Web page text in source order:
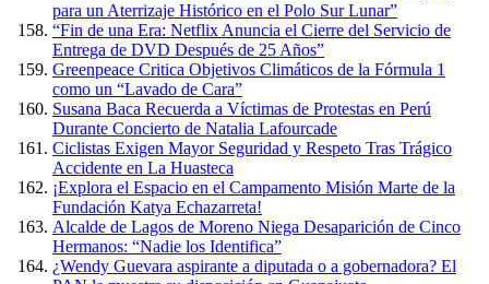
para un Aterrizaje Histórico en el Polo Sur Lunar”
“Fin de una Era: Netflix Anuncia el Cierre del Servicio de
Entrega de DVD Después de 25 Años”
Greenpeace Critica Objetivos Climáticos de la Fórmula 1
como un “Lavado de Cara”
Susana Baca Recuerda a Víctimas de Protestas en Perú
Durante Concierto de Natalia Lafourcade
Ciclistas Exigen Mayor Seguridad y Respeto Tras Trágico
Accidente en La Huasteca
¡Explora el Espacio en el Campamento Misión Marte de la
Fundación Katya Echazarreta!
Alcalde de Lagos de Moreno Niega Desaparición de Cinco
Hermanos: “Nadie los Identifica”
¿Wendy Guevara aspirante a diputada o a gobernadora? El